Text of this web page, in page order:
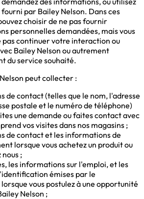
par Bailey Nelson. Dans ces
choisir de ne pas fournir
personnelles demandées, mais vous
continuer votre interaction ou
Bailey Nelson ou autrement
du service souhaité.
peut collecter :
de contact (telles que le nom, l'adresse
postale et le numéro de téléphone)
une demande ou faites contact avec
vos visites dans nos magasins ;
de contact et les informations de
lorsque vous achetez un produit ou
;
les informations sur l'emploi, et les
émises par le
vous postulez à une opportunité
Nelson ;